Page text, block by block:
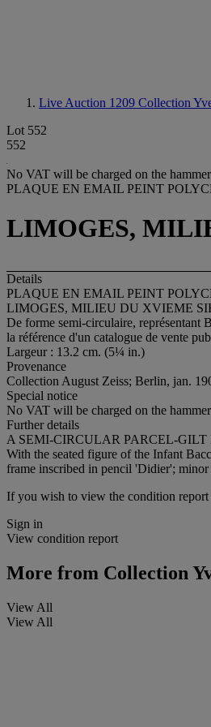
Live Auction 1209 Collection
Lot 552
552
No VAT will be charged on the
PLAQUE EN EMAIL PEINT
LIMOGES,
Details
PLAQUE EN EMAIL PEINT
LIMOGES, MILIEU DU XVIEME
De forme semi-circulaire, représentant
la référence d'un catalogue de vente
Largeur : 13.2 cm. (5¼ in.)
Provenance
Collection August Zeiss; Berlin, jan.
Special notice
No VAT will be charged on the
Further details
A SEMI-CIRCULAR PARCEL-
With the seated figure of the Infant
frame inscribed in pencil 'Didier'; minor
If you wish to view the condition
Sign in
View condition report
More from Collection
View All
View All